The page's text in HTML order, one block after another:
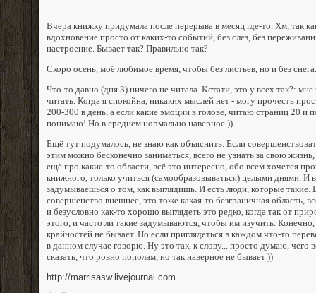
Вчера книжку придумала после перерыва в месяц где-то. Хм, так
вдохновение просто от каких-то событий, без слез, без
настроение. Бывает так? Правильно так?
Скоро осень, моё любимое время, чтобы без листьев, но и без снега.
Что-то давно (дня 3) ничего не читала. Кстати, это у всех так?:
читать. Когда я спокойна, никаких мыслей нет - могу прочесть
200-300 в день, а если какие эмоции в голове, читаю страниц 20 и
понимаю! Но в среднем нормально наверное ))
Ещё тут подумалось, не знаю как объяснить. Если
этим можно бесконечно заниматься, всего не узнать за свою
ещё про какие-то области, всё это интересно, обо всем хочется
книжного, только учиться (самообразовываться) целыми днями. И
задумываешься о том, как выглядишь. И есть люди, которые такие.
совершенство внешнее, это тоже какая-то безграничная область,
и безусловно как-то хорошо выглядеть это редко, когда так от
этого, и часто ли такие задумываются, чтобы им изучить.
крайностей не бывает. Но если приглядеться в каждом что-то
в данном случае говорю. Ну это так, к слову... просто думаю, чего
сказать, что ровно пополам, но так наверное не бывает ))
http://marrisasw.livejournal.com